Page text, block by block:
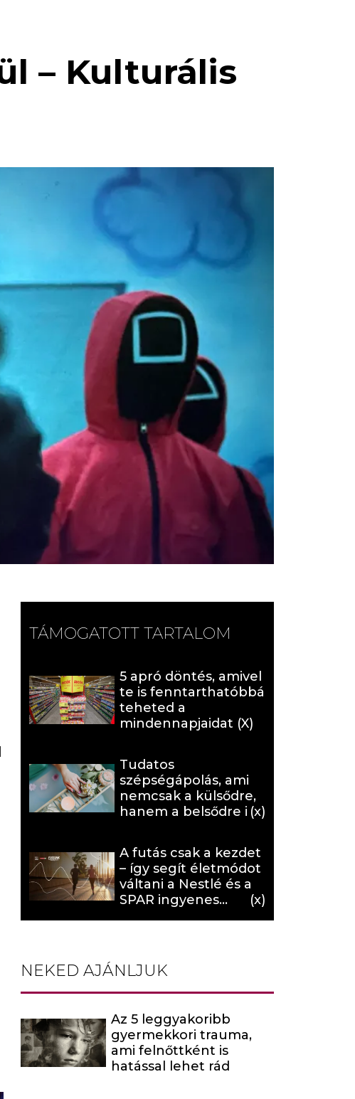
– Kulturális
TÁMOGATOTT TARTALOM
5 apró döntés, amivel
te is fenntarthatóbbá
teheted a
mindennapjaidat (X)
Tudatos
szépségápolás, ami
nemcsak a külsődre,
hanem a belsődre is
A futás csak a kezdet
– így segít életmódot
váltani a Nestlé és a
SPAR ingyenes
NEKED AJÁNLJUK
Az 5 leggyakoribb
gyermekkori trauma,
ami felnőttként is
hatással lehet rád